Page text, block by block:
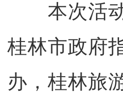
本次活动
桂林市政府
办，桂林旅